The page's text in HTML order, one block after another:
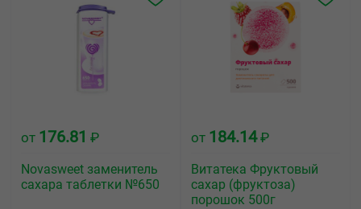
от 176.81 ₽
Novasweet заменитель
сахара таблетки №650
от 184.14₽
Витатека Фруктовый
сахар (фруктоза)
порошок 500г